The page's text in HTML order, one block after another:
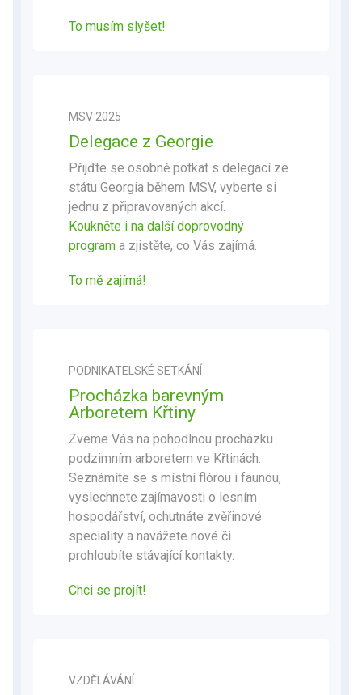
To musím slyšet!
MSV 2025
Delegace z Georgie
Přijďte se osobně potkat s delegací ze
státu Georgia během MSV, vyberte si
jednu z připravovaných akcí.
Koukněte i na další doprovodný
program a zjistěte, co Vás zajímá.
To mě zajímá!
PODNIKATELSKÉ SETKÁNÍ
Procházka barevným
Arboretem Křtiny
Zveme Vás na pohodlnou procházku
podzimním arboretem ve Křtinách.
Seznámíte se s místní flórou i faunou,
vyslechnete zajímavosti o lesním
hospodářství, ochutnáte zvěřinové
speciality a navážete nové či
prohloubíte stávající kontakty.
Chci se projít!
VZDĚLÁVÁNÍ